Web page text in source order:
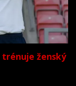
ženský